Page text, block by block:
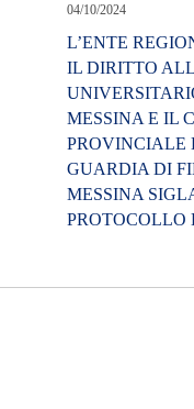
04/10/2024
L’ENTE
IL DIRITTO
MESSINA E IL
PROVINCIALE
GUARDIA DI
MESSINA
PROTOCOLLO